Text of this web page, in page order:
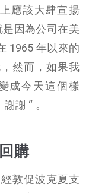
應該大肆宣揚
因為公司在美
1965 年以來的
然而，如果我
成今天這個樣
謝 “ 。
購
敦促波克夏支